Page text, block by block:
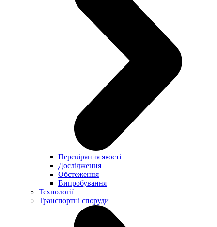
Перевіряння якості
Дослідження
Обстеження
Випробування
Технології
Транспортні споруди